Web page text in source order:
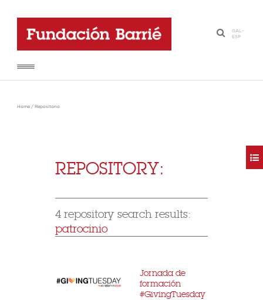
·
GAL-
ESP
Home / Repositorio
REPOSITORY:
4 repository search results:
patrocinio
Jornada de
formación
#GivingTuesday